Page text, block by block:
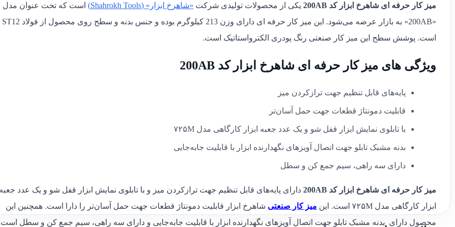
میز کار حرفه ای شاهرخ ابزار کد 200AB یکی از محصولات تولیدی شرکت «شاهرخ ابزار» (Shahrokh Tools
) است که تحت عنوان مدل
«200AB» به بازار عرضه می‌شود. این میز کار حرفه ای دارای وزن 213 کیلوگرم بوده و جنس بدنه و سطح روی محصول از فولاد ST12
است. پوشش سطح این میز کار صنعتی رنگ پودری الکترواستاتیک است.
ویژگی های میز کار حرفه ای شاهرخ ابزار کد 200AB
پایه‌های قابل تنظیم جهت ترازکردن میز
قابلیت دمونتاژ قطعات جهت حمل آسان‌تر
با تابلوی نمایش ابزار قفل شو و یک عدد جعبه ابزار کارگاهی مدل ۷۲۵M
بدنه مشبک تابلو جهت اتصال آویزهای نگهدارنده ابزار با قابلیت جابه‌جایی
دارای سه راهی، سیم جمع کن و سطل
میز کار حرفه ای شاهرخ ابزار کد 200AB
دارای پایه‌های قابل تنظیم جهت ترازکردن میز و با تابلوی نمایش ابزار قفل شو و یک عدد
ابزار کارگاهی مدل ۷۲۵M است. این میز کار صنعتی شاهرخ ابزار قابلیت دمونتاژ قطعات جهت حمل آسان‌تر را دارا است. همچنین این
محصول دارای
دارای سه راهی، سیم جمع کن و سطل است.